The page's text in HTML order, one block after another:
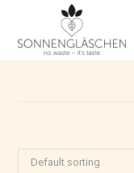
Default sorting